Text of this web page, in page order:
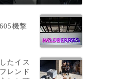
機撃
たイス
レンド